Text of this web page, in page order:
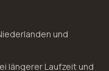
und
längerer Laufzeit und